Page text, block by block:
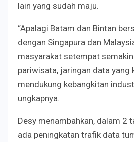
lain yang sudah maju.
“Apalagi Batam dan Bintan
dengan Singapura dan
masyarakat setempat
pariwisata, jaringan data yang
mendukung kebangkitan
ungkapnya.
Desy menambahkan, dalam 2
ada peningkatan trafik data